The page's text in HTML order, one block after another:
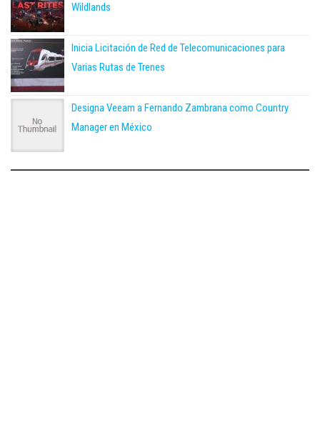
Wildlands
Inicia Licitación de Red de Telecomunicaciones para
Varias Rutas de Trenes
Designa Veeam a Fernando Zambrana como Country
Manager en México